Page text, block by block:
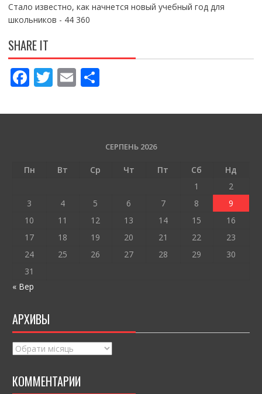
Стало известно, как начнется новый учебный год для
школьников - 44 360
SHARE IT
F
e
o
T
itt
E
ai
П
ді
и
т
СЕРПЕНЬ 2026
Пн Вт Ср Чт Пт Сб
Нд
1
2
3
4 5 6 7 8
9
10
11 12 13 14 15
16
17
18 19 20 21 22
23
24
25 26 27 28 29
30
31
« Вер
АРХИВЫ
Архивы
КОММЕНТАРИИ